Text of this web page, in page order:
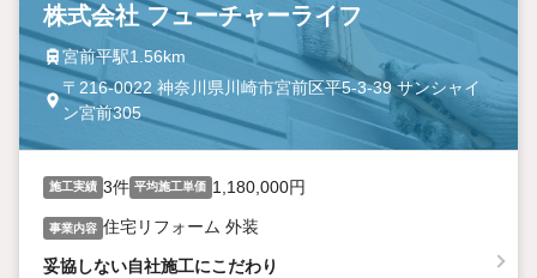
株式会社 フューチャーライフ
宮前平駅1.56km
〒216-0022 神奈川県川崎市宮前区平5-3-39 サンシャイ
ン宮前305
施工実績 3件 平均施工単価 1,180,000円
事業内容 住宅リフォーム 外装
妥協しない自社施工にこだわり